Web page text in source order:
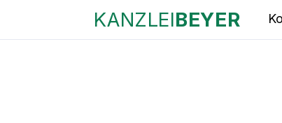
KANZLEIBEYER